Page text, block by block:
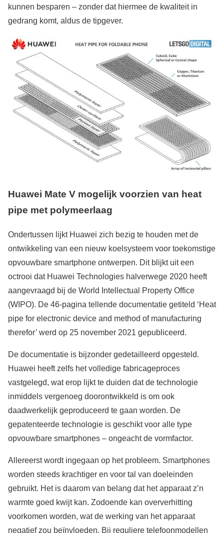
kunnen besparen – zonder dat hiermee de kwaliteit in
gedrang komt, aldus de tipgever.
Huawei Mate V mogelijk voorzien van heat
pipe met polymeerlaag
Ondertussen lijkt Huawei zich bezig te houden met de
ontwikkeling van een nieuw koelsysteem voor toekomstige
opvouwbare smartphone ontwerpen. Dit blijkt uit een
octrooi dat Huawei Technologies halverwege 2020 heeft
aangevraagd bij de World Intellectual Property Office
(WIPO). De 46-pagina tellende documentatie getiteld ‘Heat
pipe for electronic device and method of manufacturing
therefor’ werd op 25 november 2021 gepubliceerd.
De documentatie is bijzonder gedetailleerd opgesteld.
Huawei heeft zelfs het volledige fabricageproces
vastgelegd, wat erop lijkt te duiden dat de technologie
inmiddels vergenoeg doorontwikkeld is om ook
daadwerkelijk geproduceerd te gaan worden. De
gepatenteerde technologie is geschikt voor alle type
opvouwbare smartphones – ongeacht de vormfactor.
Allereerst wordt ingegaan op het probleem. Smartphones
worden steeds krachtiger en voor tal van doeleinden
gebruikt. Het is daarom van belang dat het apparaat z’n
warmte goed kwijt kan. Zodoende kan oververhitting
voorkomen worden, wat de werking van het apparaat
negatief zou beïnvloeden. Bij reguliere telefoonmodellen